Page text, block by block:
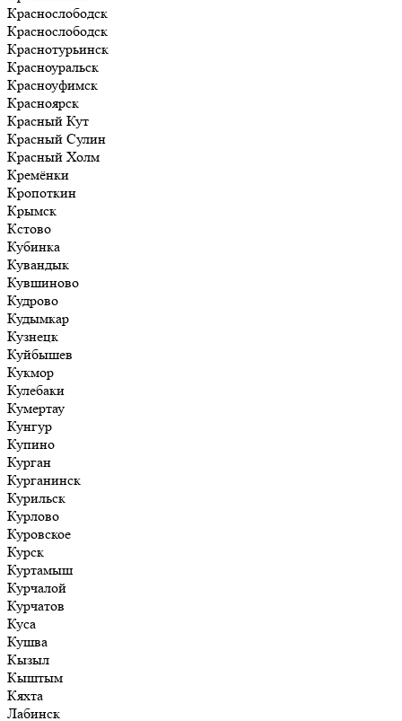
Краснослободск
Краснослободск
Краснотурьинск
Красноуральск
Красноуфимск
Красноярск
Красный Кут
Красный Сулин
Красный Холм
Кремёнки
Кропоткин
Крымск
Кстово
Кубинка
Кувандык
Кувшиново
Кудрово
Кудымкар
Кузнецк
Куйбышев
Кукмор
Кулебаки
Кумертау
Кунгур
Купино
Курган
Курганинск
Курильск
Курлово
Куровское
Курск
Куртамыш
Курчалой
Курчатов
Куса
Кушва
Кызыл
Кыштым
Кяхта
Лабинск